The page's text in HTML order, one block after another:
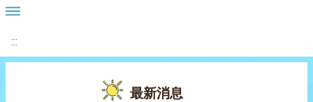
:::
最新消息